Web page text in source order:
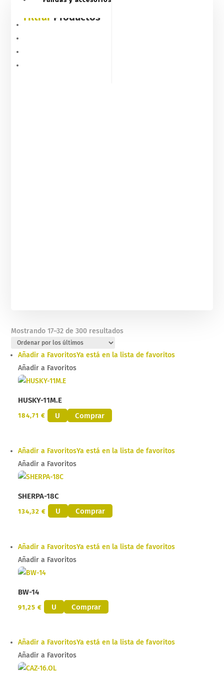
Filtrar Productos
Mostrando 17–32 de 300 resultados
los
Añadir a FavoritosYa está en la lista de favoritos
Añadir a Favoritos
HUSKY-11M.E
184,71€ U Comprar
Añadir a FavoritosYa está en la lista de favoritos
Añadir a Favoritos
SHERPA-18C
134,32€ U Comprar
Añadir a FavoritosYa está en la lista de favoritos
Añadir a Favoritos
BW-14
91,25€ U Comprar
Añadir a FavoritosYa está en la lista de favoritos
Añadir a Favoritos